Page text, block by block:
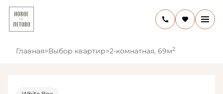
Главная>Выбор квартир>2-комнатная, 69м2